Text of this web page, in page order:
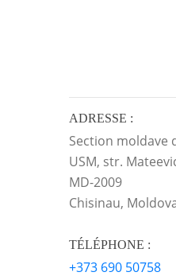
ADRESSE :
Section moldave
USM, str.
MD-2009
Chisinau,
TÉLÉPHONE :
+373 690 50758